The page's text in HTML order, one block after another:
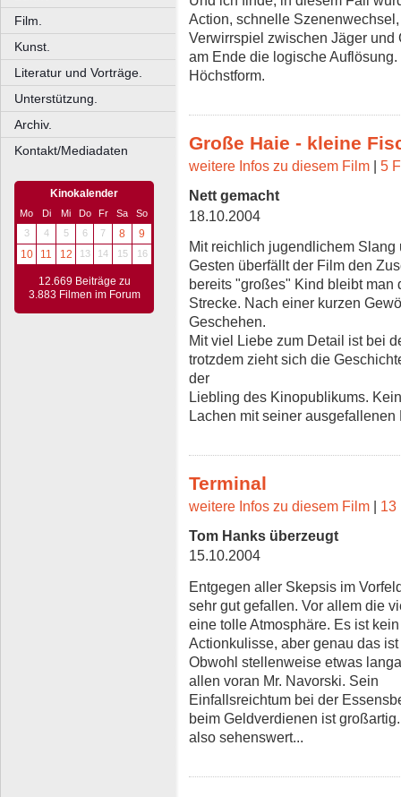
Film.
Kunst.
Literatur und Vorträge.
Unterstützung.
Archiv.
Kontakt/Mediadaten
Kinokalender
Mo Di Mi Do Fr Sa
So
3
4 5 6 7 8
9
10
11 12 13 14 15 16
12.669 Beiträge zu
3.883 Filmen im Forum
Action, schnelle
Verwirrspiel zwischen Jäger und
am Ende die logische
Höchstform.
Große Haie - kleine
weitere Infos zu diesem Film | 5
Nett gemacht
18.10.2004
Mit reichlich jugendlichem Slang
Gesten überfällt der Film den
bereits "großes" Kind bleibt man
Strecke. Nach einer kurzen
Geschehen.
Mit viel Liebe zum Detail ist bei
trotzdem zieht sich die
der
Liebling des Kinopublikums.
Lachen mit seiner
Terminal
weitere Infos zu diesem Film | 13
Tom Hanks überzeugt
15.10.2004
Entgegen aller Skepsis im
sehr gut gefallen. Vor allem die
eine tolle Atmosphäre. Es ist
Actionkulisse, aber genau das
Obwohl stellenweise etwas
allen voran Mr. Navorski. Sein
Einfallsreichtum bei der
beim Geldverdienen ist
also sehenswert...